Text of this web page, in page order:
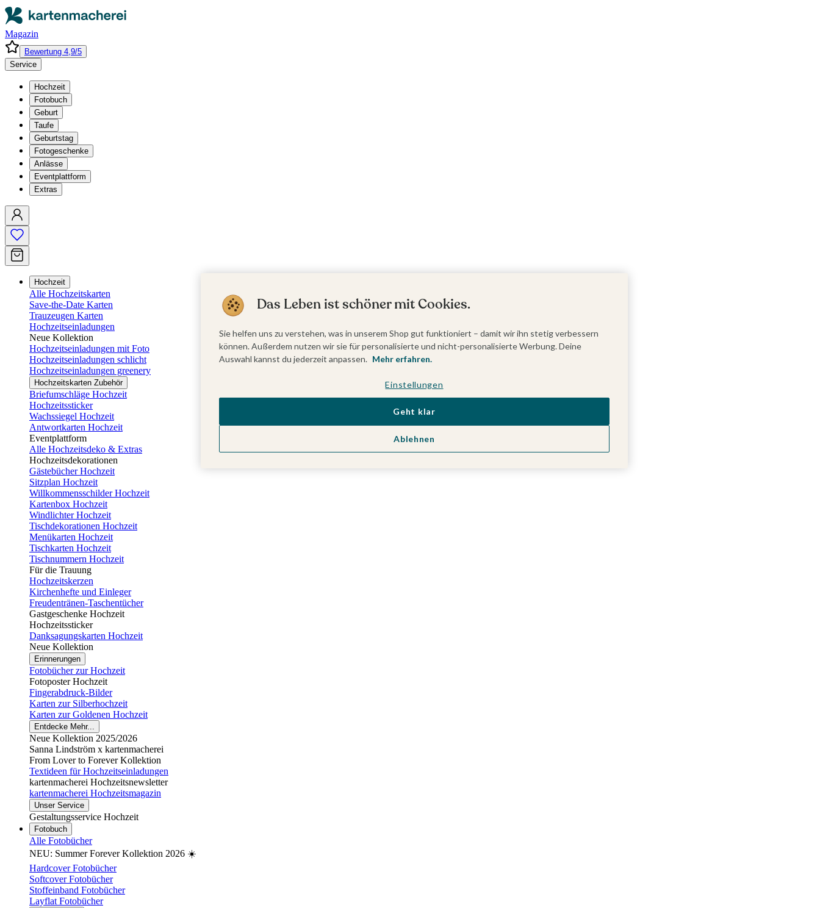
Magazin
Bewertung 4,9/5
Service
Hochzeit
Fotobuch
Geburt
Taufe
Geburtstag
Fotogeschenke
Anlässe
Eventplattform
Extras
Hochzeit
Alle Hochzeitskarten
Save-the-Date Karten
Trauzeugen Karten
Hochzeitseinladungen
Neue Kollektion
Hochzeitseinladungen mit Foto
Hochzeitseinladungen schlicht
Hochzeitseinladungen greenery
Hochzeitskarten Zubehör
Briefumschläge Hochzeit
Hochzeitssticker
Wachssiegel Hochzeit
Antwortkarten Hochzeit
Eventplattform
Alle Hochzeitsdeko & Extras
Hochzeitsdekorationen
Gästebücher Hochzeit
Sitzplan Hochzeit
Willkommensschilder Hochzeit
Kartenbox Hochzeit
Windlichter Hochzeit
Tischdekorationen Hochzeit
Menükarten Hochzeit
Tischkarten Hochzeit
Tischnummern Hochzeit
Für die Trauung
Hochzeitskerzen
Kirchenhefte und Einleger
Freudentränen-Taschentücher
Gastgeschenke Hochzeit
Hochzeitssticker
Danksagungskarten Hochzeit
Neue Kollektion
Erinnerungen
Fotobücher zur Hochzeit
Fotoposter Hochzeit
Fingerabdruck-Bilder
Karten zur Silberhochzeit
Karten zur Goldenen Hochzeit
Entdecke Mehr...
Neue Kollektion 2025/2026
Sanna Lindström x kartenmacherei
From Lover to Forever Kollektion
Textideen für Hochzeitseinladungen
kartenmacherei Hochzeitsnewsletter
kartenmacherei Hochzeitsmagazin
Unser Service
Gestaltungsservice Hochzeit
Fotobuch
Alle Fotobücher
NEU: Summer Forever Kollektion 2026 ☀️
Hardcover Fotobücher
Softcover Fotobücher
Stoffeinband Fotobücher
Layflat Fotobücher
Das Leben ist schöner mit Cookies.
Sie helfen uns zu verstehen, was in unserem Shop gut funktioniert – damit wir ihn stetig verbessern
können. Außerdem nutzen wir sie für personalisierte und nicht-personalisierte Werbung. Deine
Auswahl kannst du jederzeit anpassen. Mehr erfahren.
Einstellungen
Ablehnen
Geht klar